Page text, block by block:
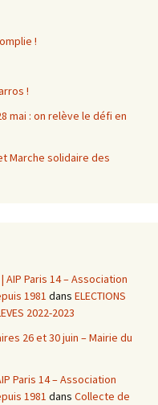
!
!
mai : on relève le défi en
Marche solidaire des
AIP Paris 14 – Association
1981 dans ELECTIONS
2022-2023
26 et 30 juin – Mairie du
Paris 14 – Association
1981 dans Collecte de